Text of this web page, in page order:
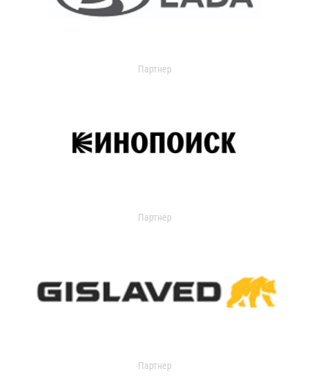
Партнер
Партнер
Партнер